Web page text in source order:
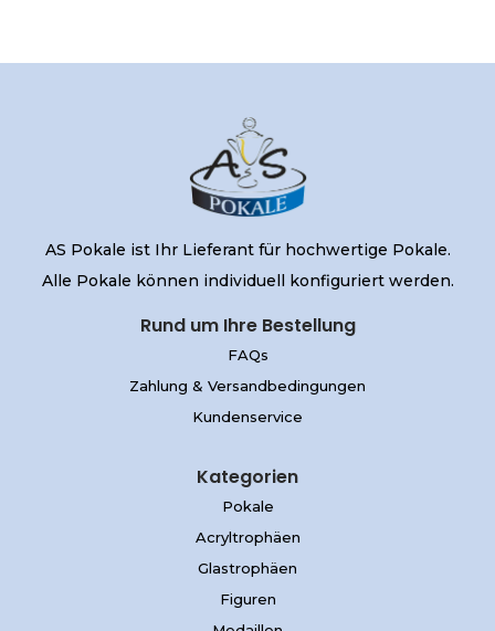
AS Pokale ist Ihr Lieferant für hochwertige Pokale.
Alle Pokale können individuell konfiguriert werden.
Rund um Ihre Bestellung
FAQs
Zahlung & Versandbedingungen
Kundenservice
Kategorien
Pokale
Acryltrophäen
Glastrophäen
Figuren